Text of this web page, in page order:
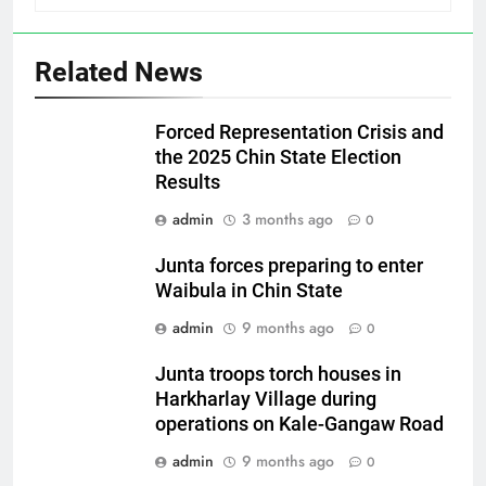
Related News
Forced Representation Crisis and
the 2025 Chin State Election
Results
admin
3 months ago 0
Junta forces preparing to enter
Waibula in Chin State
admin
9 months ago 0
Junta troops torch houses in
Harkharlay Village during
operations on Kale-Gangaw Road
admin
9 months ago 0